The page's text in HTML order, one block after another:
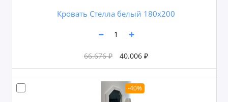
Кровать Стелла белый 180х200
66.676 ₽ 40.006 ₽
-40%